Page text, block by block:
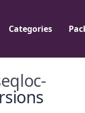
Categories